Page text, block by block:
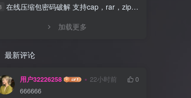
在线压缩包密码破解 支持cap，rar，zip，7z，excel，ppt，word，office等文件
加载更多
最新评论
用户32226258 22小时前
0
666666